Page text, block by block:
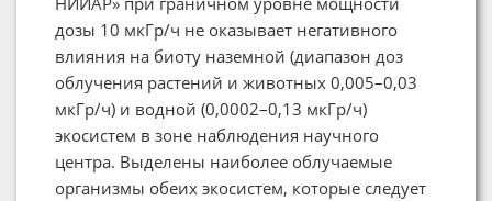
дозы 10 мкГр/ч не оказывает негативного
влияния на биоту наземной (диапазон доз
облучения растений и животных 0,005–0,03
мкГр/ч) и водной (0,0002–0,13 мкГр/ч)
экосистем в зоне наблюдения научного
центра. Выделены наиболее облучаемые
организмы обеих экосистем, которые следует